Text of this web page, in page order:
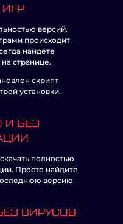
версий.
происходит
найдёте
странице.
скрипт
установки.
И БЕЗ
полностью
Просто найдите
версию.
ВИРУСОВ